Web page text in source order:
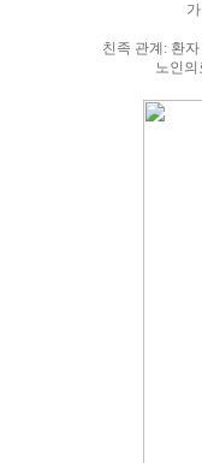
친족 관계: 환
노인